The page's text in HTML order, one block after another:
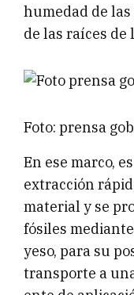
humedad de
de las raíces de
Foto: prensa
En ese marco,
extracción
material y se
fósiles
yeso, para su
transporte a